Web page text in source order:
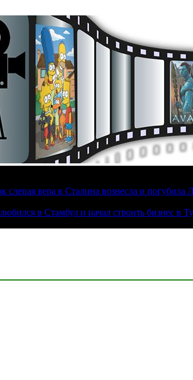
вера в Сталина вознесла и погубила
в Стамбул и начал строить бизнес в